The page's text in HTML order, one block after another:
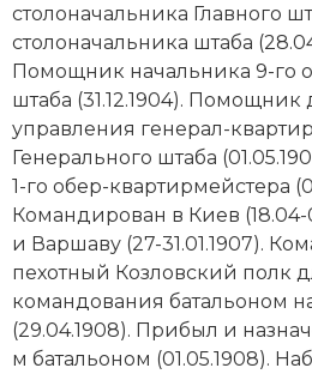
столоначальника Главного
столоначальника штаба
Помощник начальника 9-го
штаба (31.12.1904).
управления генерал-
Генерального штаба
1-го обер-квартирмейстера
Командирован в Киев (18.04-
и Варшаву (27-31.01.1907).
пехотный Козловский полк
командования батальоном
(29.04.1908). Прибыл и
м батальоном (01.05.1908).